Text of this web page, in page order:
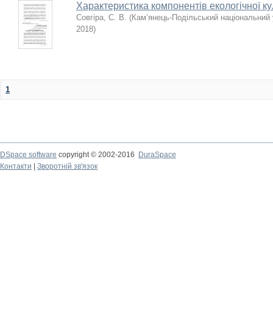
Характеристика компонентів екологічної
Совгіра, С. В. (Кам’янець-Подільський національний
2018)
1
DSpace software copyright © 2002-2016
DuraSpace
Контакти
Зворотній зв'язок